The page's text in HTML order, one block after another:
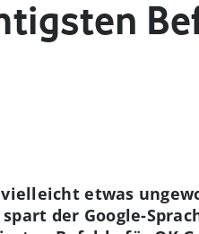
etwas
der Google-